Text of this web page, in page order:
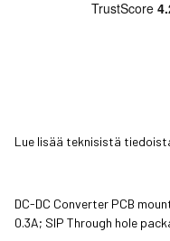
Lue lisää teknisistä
DC-DC Converter PCB
0.3A; SIP Through hole